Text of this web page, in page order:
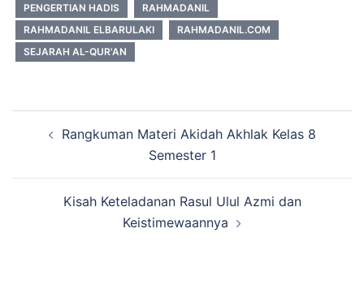
PENGERTIAN HADIS
RAHMADANIL
RAHMADANIL ELBARULAKI
RAHMADANIL.COM
SEJARAH AL-QUR'AN
TulisanRangkuman Materi Akidah Akhlak Kelas 8
Semester 1
Kisah Keteladanan Rasul Ulul Azmi dan
Keistimewaannya